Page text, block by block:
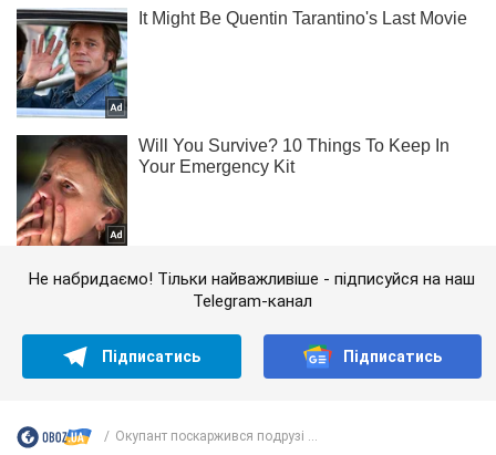
Не набридаємо! Тільки найважливіше - підписуйся на наш
Telegram-канал
Підписатись Підписатись
Окупант поскаржився подрузі ...